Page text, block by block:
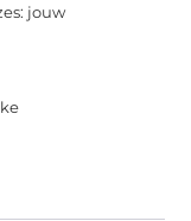
jouw